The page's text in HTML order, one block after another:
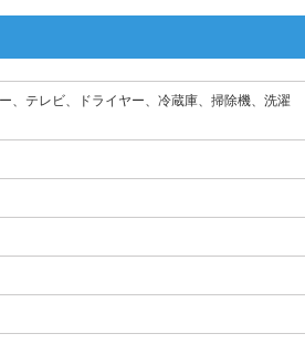
、テレビ、ドライヤー、冷蔵庫、掃除機、洗濯